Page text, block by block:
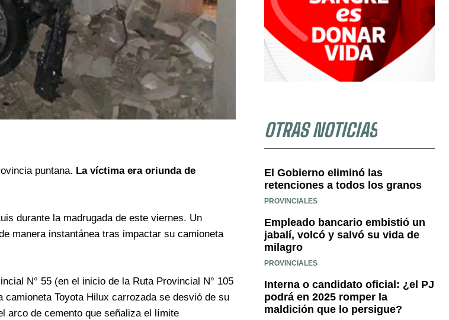
puntana. La víctima era oriunda de
durante la madrugada de este viernes. Un
manera instantánea tras impactar su camioneta
N° 55 (en el inicio de la Ruta Provincial N° 105
Toyota Hilux carrozada se desvió de su
arco de cemento que señaliza el límite
OTRAS NOTICIAS
El Gobierno eliminó las
retenciones a todos los granos
PROVINCIALES
Empleado bancario embistió un
jabalí, volcó y salvó su vida de
milagro
PROVINCIALES
Interna o candidato oficial: ¿el PJ
podrá en 2025 romper la
maldición que lo persigue?